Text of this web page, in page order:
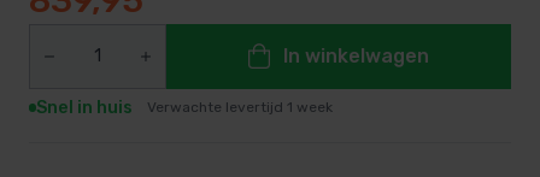
In winkelwagen
Snel in huis Verwachte levertijd 1 week